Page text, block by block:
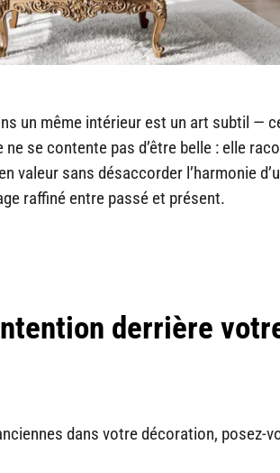
un même intérieur est un art subtil —
ne se contente pas d’être belle : elle
valeur sans désaccorder l’harmonie
raffiné entre passé et présent.
derrière
dans votre décoration, posez-